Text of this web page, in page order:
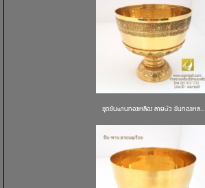
ชุดขันพานทองเหลือง ลายบัว ขันทองเหล...